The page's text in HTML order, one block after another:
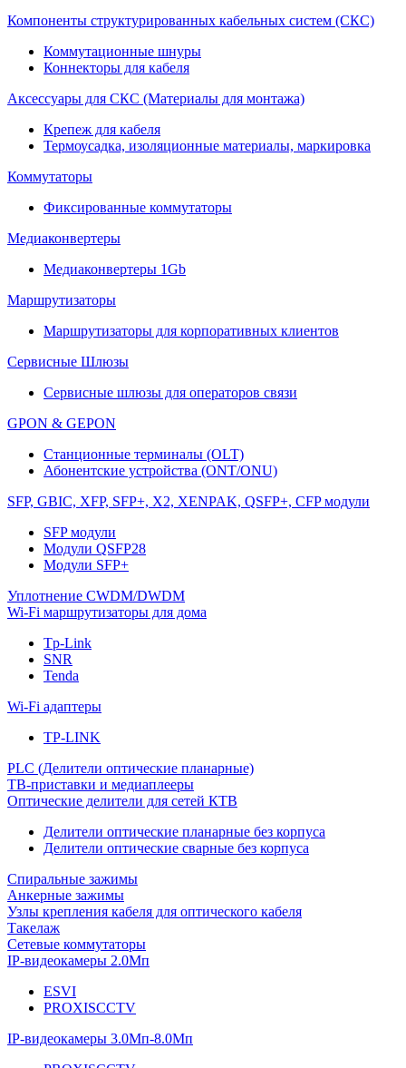
Компоненты структурированных кабельных систем (СКС)
Коммутационные шнуры
Коннекторы для кабеля
Аксессуары для СКС (Материалы для монтажа)
Крепеж для кабеля
Термоусадка, изоляционные материалы, маркировка
Коммутаторы
Фиксированные коммутаторы
Медиаконвертеры
Медиаконвертеры 1Gb
Маршрутизаторы
Маршрутизаторы для корпоративных клиентов
Сервисные Шлюзы
Сервисные шлюзы для операторов связи
GPON & GEPON
Станционные терминалы (OLT)
Абонентские устройства (ONT/ONU)
SFP, GBIC, XFP, SFP+, X2, XENPAK, QSFP+, CFP модули
SFP модули
Модули QSFP28
Модули SFP+
Уплотнение CWDM/DWDM
Wi-Fi маршрутизаторы для дома
Tp-Link
SNR
Tenda
Wi-Fi адаптеры
TP-LINK
PLC (Делители оптические планарные)
ТВ-приставки и медиаплееры
Оптические делители для сетей КТВ
Делители оптические планарные без корпуса
Делители оптические сварные без корпуса
Спиральные зажимы
Анкерные зажимы
Узлы крепления кабеля для оптического кабеля
Такелаж
Сетевые коммутаторы
IP-видеокамеры 2.0Мп
ESVI
PROXISCCTV
IP-видеокамеры 3.0Мп-8.0Мп